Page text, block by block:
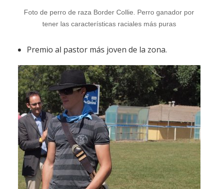
Foto de perro de raza Border Collie. Perro ganador por
tener las características raciales más puras
Premio al pastor más joven de la zona.